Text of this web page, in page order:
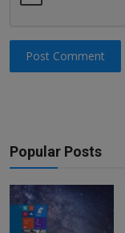
Post Comment
Popular Posts